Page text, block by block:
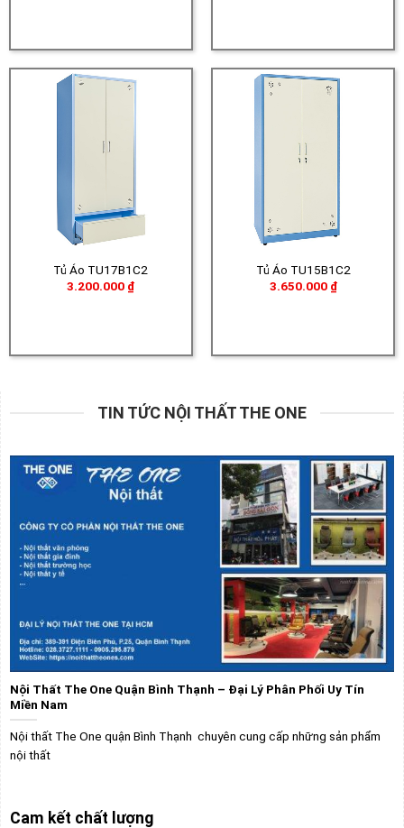
Tủ Áo TU17B1C2
3.200.000 ₫
Tủ Áo TU15B1C2
3.650.000 ₫
TIN TỨC NỘI THẤT THE ONE
Nội Thất The One Quận Bình Thạnh – Đại Lý Phân Phối Uy Tín
Miền Nam
Nội thất The One quận Bình Thạnh chuyên cung cấp những sản phẩm
nội thất
Cam kết chất lượng